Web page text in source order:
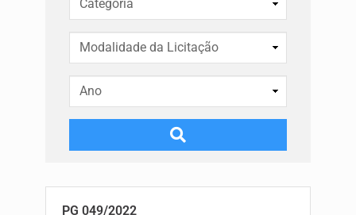
PG 049/2022